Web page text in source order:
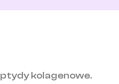
kolagenowe.